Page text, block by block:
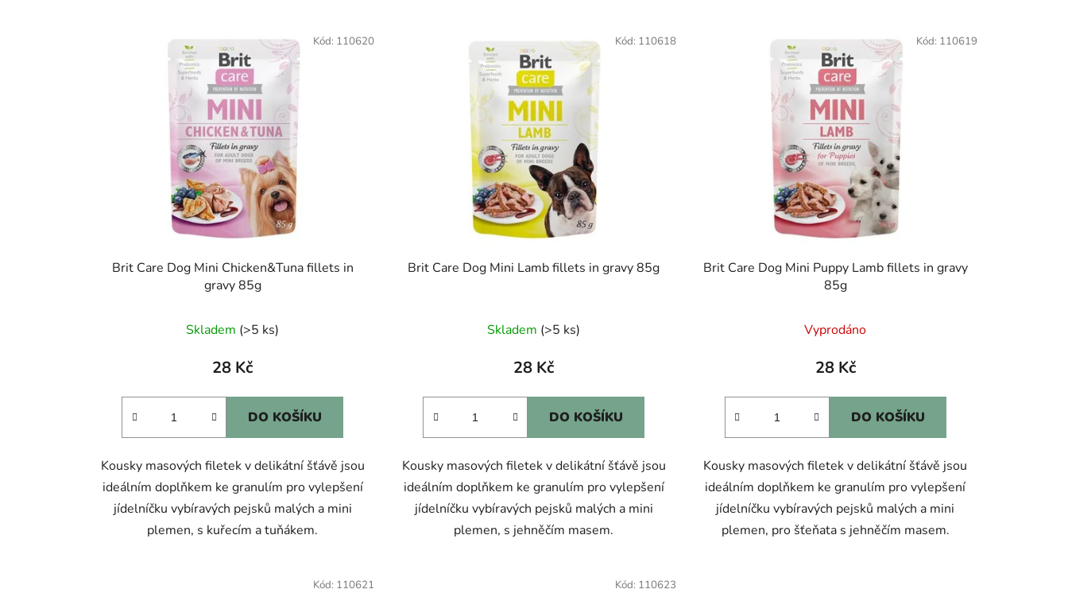
n
p
r
o
d
u
k
t
ů
Brit Care Dog Mini Chicken&Tuna fillets in
gravy 85g
Skladem (>5 ks)
28 Kč
DO KOŠÍKU
Kousky masových filetek v delikátní šťávě jsou
ideálním doplňkem ke granulím pro vylepšení
jídelníčku vybíravých pejsků malých a mini
plemen, s kuřecím a tuňákem.
Kód: 110620
Brit Care Dog Mini Lamb fillets in gravy 85g
Skladem (>5 ks)
28 Kč
DO KOŠÍKU
Kousky masových filetek v delikátní šťávě jsou
ideálním doplňkem ke granulím pro vylepšení
jídelníčku vybíravých pejsků malých a mini
plemen, s jehněčím masem.
Kód: 110618
Brit Care Dog Mini Puppy Lamb fillets in gravy
85g
Vyprodáno
28 Kč
DO KOŠÍKU
Kousky masových filetek v delikátní šťávě jsou
ideálním doplňkem ke granulím pro vylepšení
jídelníčku vybíravých pejsků malých a mini
plemen, pro šťeňata s jehněčím masem.
Kód: 110619
Kód: 110621 Kód: 110623